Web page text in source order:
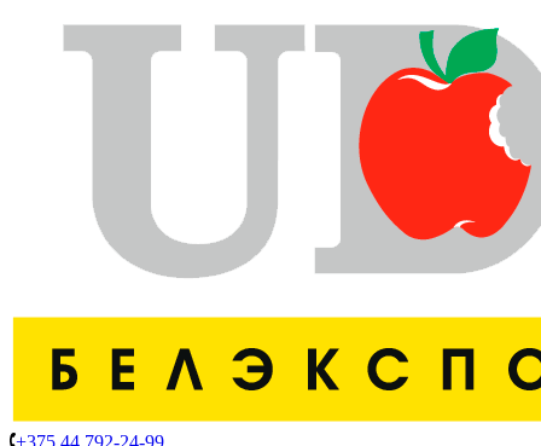
+375 44 792-24-99